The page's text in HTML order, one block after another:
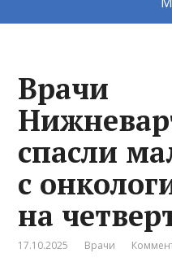
Врачи
спасли
с
на
17.10.2025 Врачи